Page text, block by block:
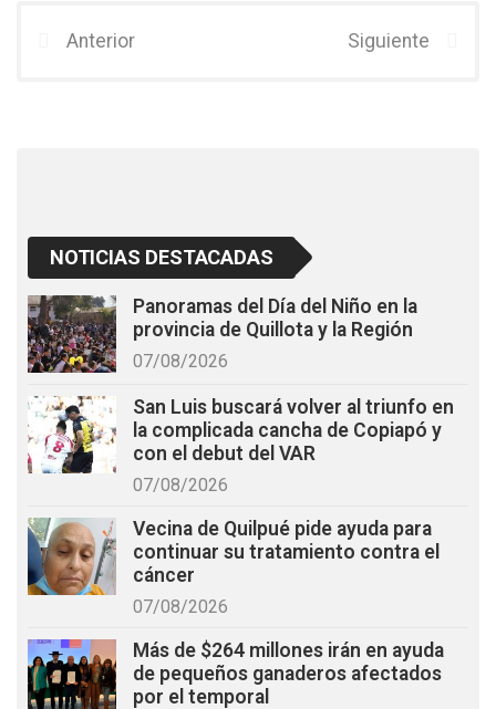
b
er
Anterior Siguiente
NOTICIAS DESTACADAS
Panoramas del Día del Niño en la
provincia de Quillota y la Región
07/08/2026
San Luis buscará volver al triunfo en
la complicada cancha de Copiapó y
con el debut del VAR
07/08/2026
Vecina de Quilpué pide ayuda para
continuar su tratamiento contra el
cáncer
07/08/2026
Más de $264 millones irán en ayuda
de pequeños ganaderos afectados
por el temporal